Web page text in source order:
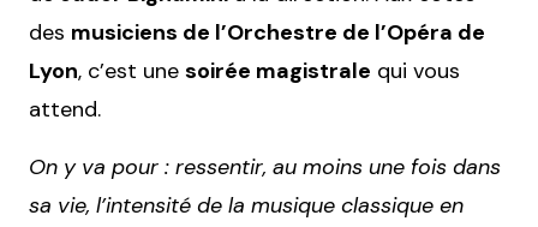
des musiciens de l’Orchestre de l’Opéra de
Lyon, c’est une soirée magistrale qui vous
attend.
On y va pour : ressentir, au moins une fois dans
sa vie, l’intensité de la musique classique en